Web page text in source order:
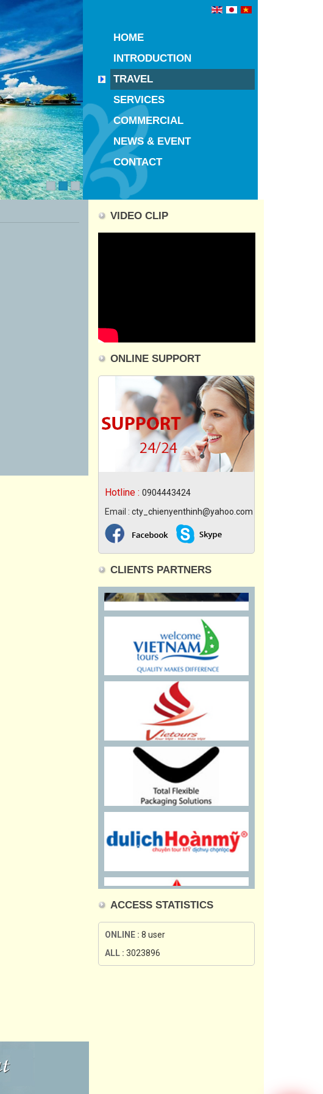
HOME
INTRODUCTION
TRAVEL
SERVICES
COMMERCIAL
NEWS & EVENT
CONTACT
VIDEO CLIP
ONLINE SUPPORT
Hotline : 0904443424
Email : cty_chienyenthinh@yahoo.com
CLIENTS PARTNERS
ACCESS STATISTICS
ONLINE : 8 user
ALL : 3023896